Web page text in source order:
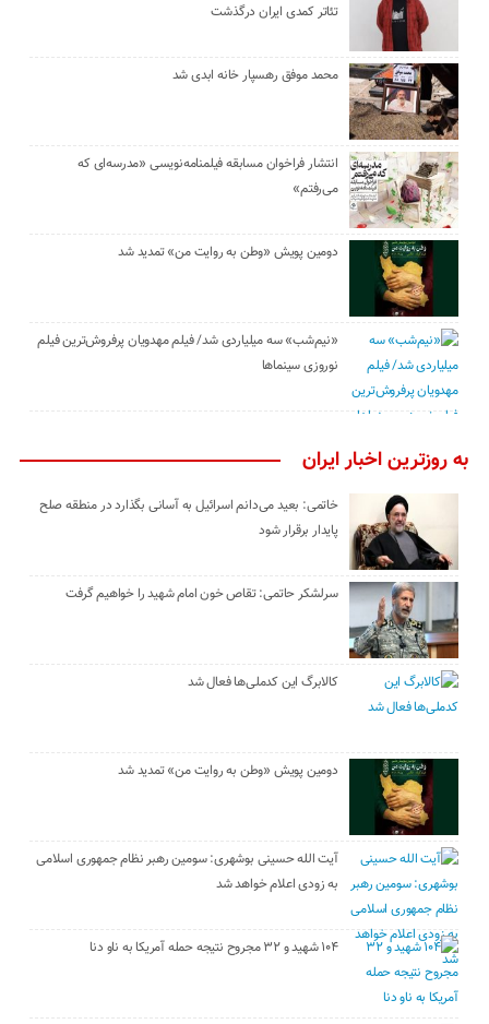
تئاتر کمدی ایران درگذشت
محمد موفق رهسپار خانه ابدی شد
انتشار فراخوان مسابقه فیلمنامه‌نویسی «مدرسه‌ای که
می‌رفتم»
دومین پویش «وطن به روایت من» تمدید شد
«نیم‌شب» سه میلیاردی شد/ فیلم مهدویان پرفروش‌ترین فیلم
نوروزی سینماها
به روزترین اخبار ایران
خاتمی: بعید می‌دانم اسرائیل به آسانی بگذارد در منطقه صلح
پایدار برقرار شود
سرلشکر حاتمی: تقاص خون امام شهید را خواهیم گرفت
کالابرگ این کدملی‌ها فعال شد
دومین پویش «وطن به روایت من» تمدید شد
آیت الله حسینی بوشهری: سومین رهبر نظام جمهوری اسلامی
به زودی اعلام خواهد شد
۱۰۴ شهید و ۳۲ مجروح نتیجه حمله آمریکا به ناو دنا